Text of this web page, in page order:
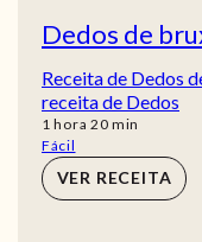
Dedos de
Receita de Dedos
receita de Dedos
1 hora
hora 20min
min
Fácil
VER RECEITA